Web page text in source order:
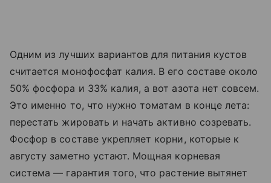
Одним из лучших вариантов для питания кустов
считается монофосфат калия. В его составе около
50% фосфора и 33% калия, а вот азота нет совсем.
Это именно то, что нужно томатам в конце лета:
перестать жировать и начать активно созревать.
Фосфор в составе укрепляет корни, которые к
августу заметно устают. Мощная корневая
система — гарантия того, что растение вытянет